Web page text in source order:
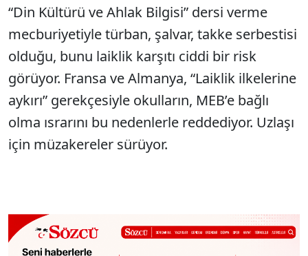
“Din Kültürü ve Ahlak Bilgisi” dersi verme
mecburiyetiyle türban, şalvar, takke serbestisi
olduğu, bunu laiklik karşıtı ciddi bir risk
görüyor. Fransa ve Almanya, “Laiklik ilkelerine
aykırı” gerekçesiyle okulların, MEB’e bağlı
olma ısrarını bu nedenlerle reddediyor. Uzlaşı
için müzakereler sürüyor.